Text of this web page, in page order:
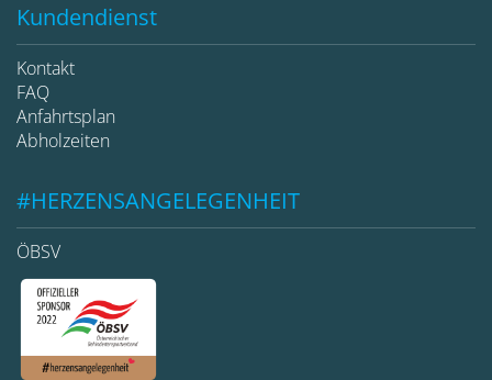
Kundendienst
Kontakt
FAQ
Anfahrtsplan
Abholzeiten
#HERZENSANGELEGENHEIT
ÖBSV